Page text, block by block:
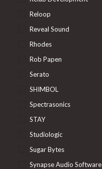
Reloop
Reveal Sound
Rhodes
Rob Papen
Serato
SHIMBOL
Spectrasonics
STAY
Studiologic
Sugar Bytes
Synapse Audio Software